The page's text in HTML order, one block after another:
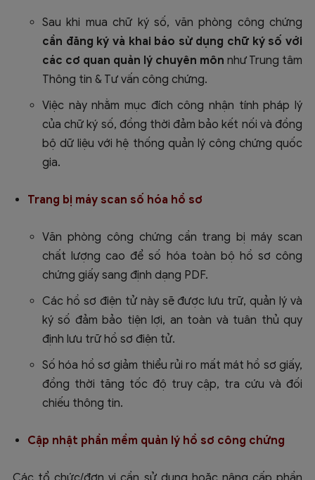
Sau khi mua chữ ký số, văn phòng công chứng
cần đăng ký và khai báo sử dụng chữ ký số với
các cơ quan quản lý chuyên môn như Trung tâm
Thông tin & Tư vấn công chứng.
Việc này nhằm mục đích công nhận tính pháp lý
của chữ ký số, đồng thời đảm bảo kết nối và đồng
bộ dữ liệu với hệ thống quản lý công chứng quốc
gia.
Trang bị máy scan số hóa hồ sơ
Văn phòng công chứng cần trang bị máy scan
chất lượng cao để số hóa toàn bộ hồ sơ công
chứng giấy sang định dạng PDF.
Các hồ sơ điện tử này sẽ được lưu trữ, quản lý và
ký số đảm bảo tiện lợi, an toàn và tuân thủ quy
định lưu trữ hồ sơ điện tử.
Số hóa hồ sơ giảm thiểu rủi ro mất mát hồ sơ giấy,
đồng thời tăng tốc độ truy cập, tra cứu và đối
chiếu thông tin.
Cập nhật phần mềm quản lý hồ sơ công chứng